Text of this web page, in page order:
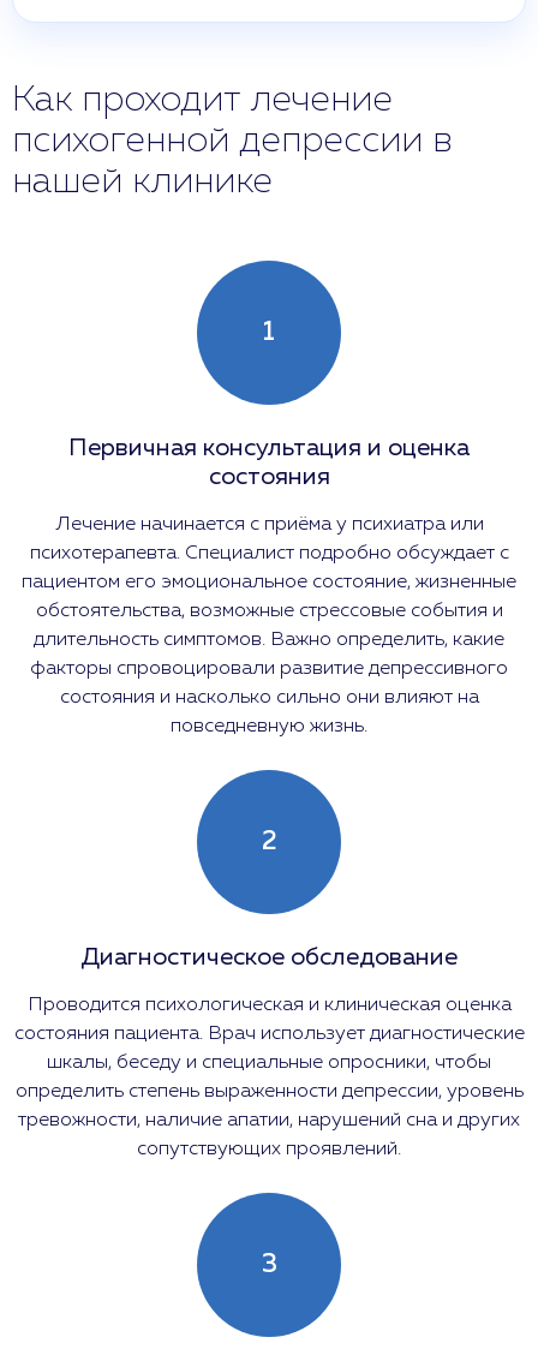
Как проходит лечение
психогенной депрессии в
нашей клинике
1
Первичная консультация и оценка
состояния
Лечение начинается с приёма у психиатра или
психотерапевта. Специалист подробно обсуждает с
пациентом его эмоциональное состояние, жизненные
обстоятельства, возможные стрессовые события и
длительность симптомов. Важно определить, какие
факторы спровоцировали развитие депрессивного
состояния и насколько сильно они влияют на
повседневную жизнь.
2
Диагностическое обследование
Проводится психологическая и клиническая оценка
состояния пациента. Врач использует диагностические
шкалы, беседу и специальные опросники, чтобы
определить степень выраженности депрессии, уровень
тревожности, наличие апатии, нарушений сна и других
сопутствующих проявлений.
3